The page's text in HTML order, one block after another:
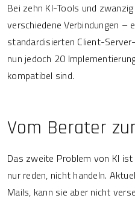
Bei zehn KI-Tools und
verschiedene Verbindungen –
standardisierten Client-
nun jedoch 20
kompatibel sind.
Vom Berater
Das zweite Problem von KI
nur reden, nicht handeln.
Mails, kann sie aber nicht